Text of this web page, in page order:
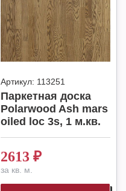
Артикул: 113251
Паркетная доска
Polarwood Ash mars
oiled loc 3s, 1 м.кв.
2613 ₽
за кв. м.